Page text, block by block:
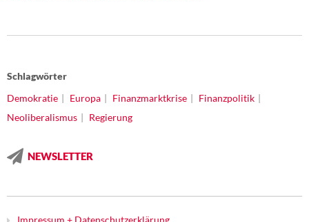
Schlagwörter
Demokratie
Europa Finanzmarktkrise
Finanzpolitik
Neoliberalismus
Regierung
NEWSLETTER
Impressum + Datenschutzerklärung